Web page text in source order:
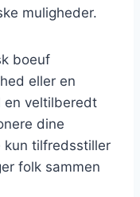
muligheder.
boeuf
eller en
en veltilberedt
dine
tilfredsstiller
folk sammen